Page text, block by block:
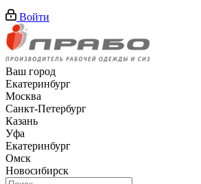
Войти
Ваш город
Екатеринбург
Москва
Санкт-Петербург
Казань
Уфа
Екатеринбург
Омск
Новосибирск